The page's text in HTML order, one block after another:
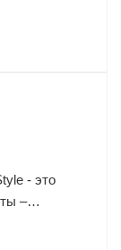
- это